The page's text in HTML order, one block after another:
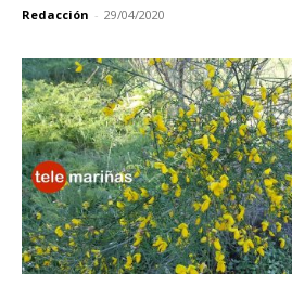
Redacción - 29/04/2020